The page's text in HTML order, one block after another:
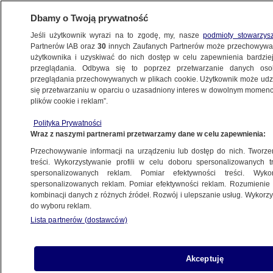
BIZNES
NAJNOWSZE
Gazpromu po ustaleniu ceny za gaz
28.05.2014, 18:44
Udostępnij
Dbamy o Twoją prywatność
Jeśli użytkownik wyrazi na to zgodę, my, naszepodmioty
Partnerów IAB oraz30 innych Zaufanych Partnerów może
użytkownika i uzyskiwać do nich dostęp w celu zapewnienia
przeglądania. Odbywa się to poprzez przetwarzanie danych
przeglądania przechowywanych w plikach cookie. Użytkownik może
się przetwarzaniu w oparciu o uzasadniony interes w dowolnym
plików cookie i reklam”.
Polityka Prywatności
Wraz z naszymi partnerami przetwarzamy dane w celu zapewnienia:
Przechowywanie informacji na urządzeniu lub dostęp do nich.
treści. Wykorzystywanie profili w celu doboru spersonalizowanych
spersonalizowanych reklam. Pomiar efektywności treści.
spersonalizowanych reklam. Pomiar efektywności reklam.
kombinacji danych z różnych źródeł. Rozwój i ulepszanie usług.
do wyboru reklam.
Lista partnerów (dostawców)
Akceptuję